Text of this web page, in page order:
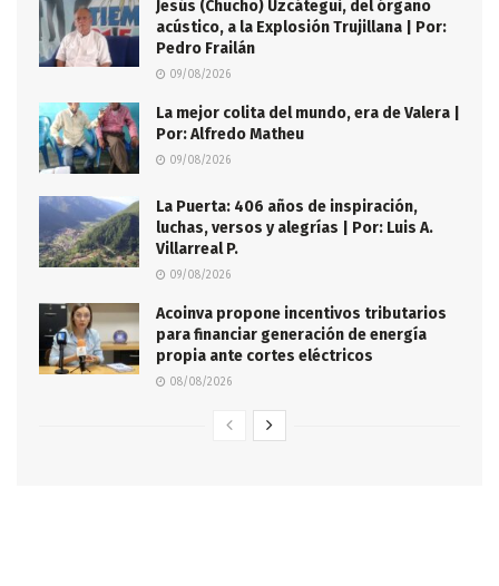
Jesús (Chucho) Uzcátegui, del órgano
acústico, a la Explosión Trujillana | Por:
Pedro Frailán
09/08/2026
La mejor colita del mundo, era de Valera |
Por: Alfredo Matheu
09/08/2026
La Puerta: 406 años de inspiración,
luchas, versos y alegrías | Por: Luis A.
Villarreal P.
09/08/2026
Acoinva propone incentivos tributarios
para financiar generación de energía
propia ante cortes eléctricos
08/08/2026